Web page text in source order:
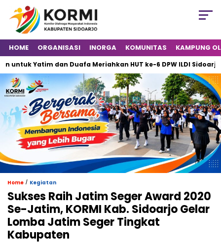
HOME ORGANISASI INORGA KOMUNITAS KAMPUNG
Yatim dan Duafa Meriahkan HUT ke-6 DPW ILDI Sidoarjo
Home / Kegiatan
Sukses Raih Jatim Seger Award 2020
Se-Jatim, KORMI Kab. Sidoarjo Gelar
Lomba Jatim Seger Tingkat
Kabupaten